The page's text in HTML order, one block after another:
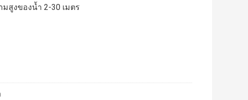
สูงของน้ำ 2-30 เมตร